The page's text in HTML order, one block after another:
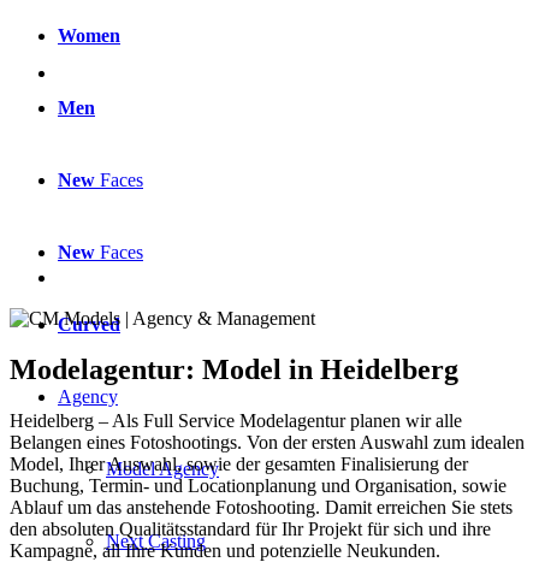
Women
Men
New Faces
New Faces
Curved
Agency
Model Agency
Next Casting
Modelagentur: Model in Heidelberg
Heidelberg – Als Full Service Modelagentur planen wir alle
Belangen eines Fotoshootings. Von der ersten Auswahl zum idealen
Model, Ihrer Auswahl, sowie der gesamten Finalisierung der
Buchung, Termin- und Locationplanung und Organisation, sowie
Ablauf um das anstehende Fotoshooting. Damit erreichen Sie stets
den absoluten Qualitätsstandard für Ihr Projekt für sich und ihre
Kampagne, all Ihre Kunden und potenzielle Neukunden.